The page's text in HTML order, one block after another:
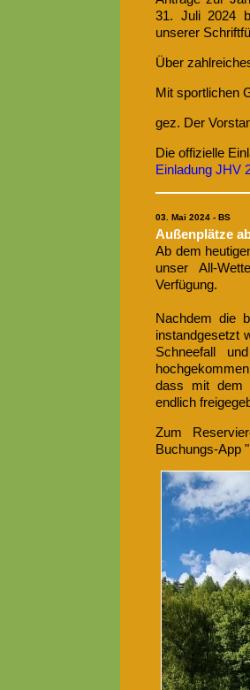
31. Juli 2024
unserer
Über
Mit sportlichen
gez. Der
Die offizielle
Einladung JHV
03. Mai 2024 - BS
Außenplätze
Ab dem
unser All-
Verfügung.
Nachdem die
instandgesetzt
Schneefall
dass mit dem
endlich
Zum
Buchungs-App